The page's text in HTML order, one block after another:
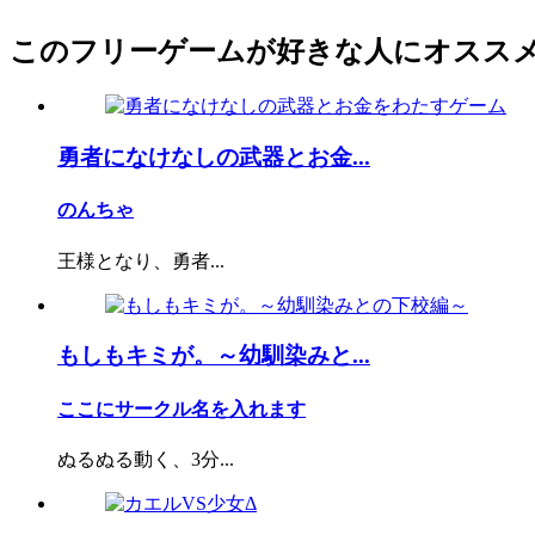
このフリーゲームが好きな人にオスス
勇者になけなしの武器とお金...
のんちゃ
王様となり、勇者...
もしもキミが。～幼馴染みと...
ここにサークル名を入れます
ぬるぬる動く、3分...